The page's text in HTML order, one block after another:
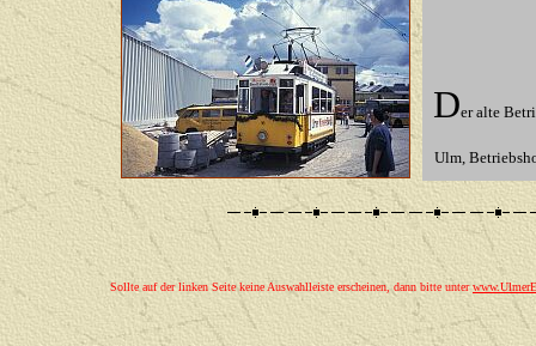
Der alte
Ulm,
Sollte auf der linken Seite keine Auswahlleiste erscheinen, dann bitte unter